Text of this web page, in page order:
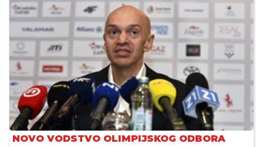
NOVO VODSTVO OLIMPIJSKOG ODBORA